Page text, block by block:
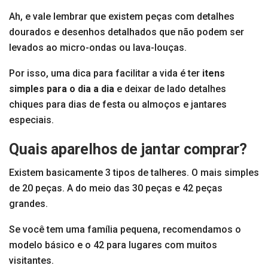
Ah, e vale lembrar que existem peças com detalhes
dourados e desenhos detalhados que não podem ser
levados ao micro-ondas ou lava-louças.
Por isso, uma dica para facilitar a vida é ter itens
simples para o dia a dia e deixar de lado detalhes
chiques para dias de festa ou almoços e jantares
especiais.
Quais aparelhos de jantar comprar?
Existem basicamente 3 tipos de talheres. O mais simples
de 20 peças. A do meio das 30 peças e 42 peças
grandes.
Se você tem uma família pequena, recomendamos o
modelo básico e o 42 para lugares com muitos
visitantes.